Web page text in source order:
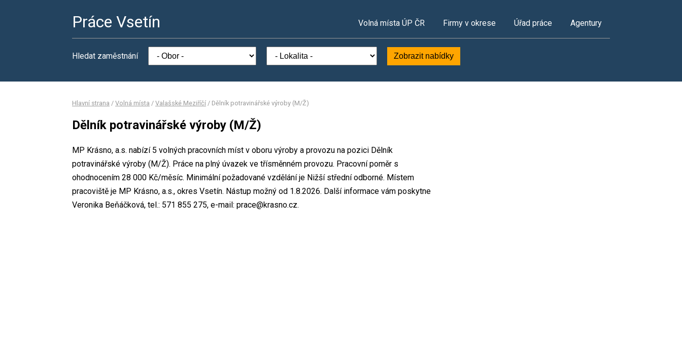
Práce Vsetín Volná místa ÚP ČR Firmy v okrese Úřad práce Agentury
Hledat zaměstnání Zobrazit nabídky
Hlavní strana / Volná místa / Valašské Meziříčí / Dělník potravinářské výroby (M/Ž)
Dělník potravinářské výroby (M/Ž)
MP Krásno, a.s. nabízí 5 volných pracovních míst v oboru výroby a provozu na pozici Dělník
potravinářské výroby (M/Ž). Práce na plný úvazek ve třísměnném provozu. Pracovní poměr s
ohodnocením 28 000 Kč/měsíc. Minimální požadované vzdělání je Nižší střední odborné. Místem
pracoviště je MP Krásno, a.s., okres Vsetín. Nástup možný od 1.8.2026. Další informace vám poskytne
Veronika Beňáčková, tel.: 571 855 275, e-mail: prace@krasno.cz.